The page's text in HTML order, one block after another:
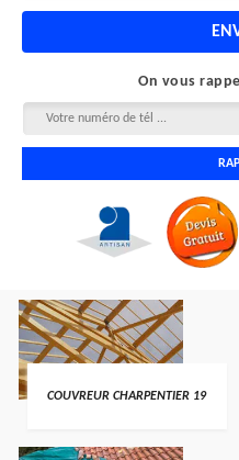
On vous
COUVREUR CHARPENTIER 19